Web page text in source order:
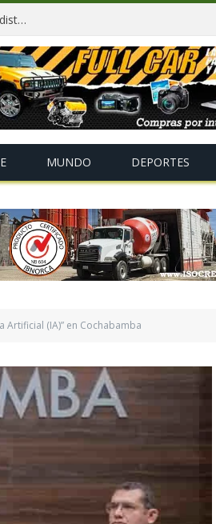
Paz y gobernadores firman acuerdo del 50/50 que proyecta redistribuir recursos y tributos desde 2027
MUNDO DEPORTES
Artificial (IA)” en Cochabamba